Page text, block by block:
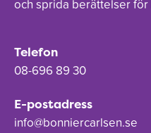
och sprida berättelser för
Telefon
08-696 89 30
E-postadress
info@bonniercarlsen.se